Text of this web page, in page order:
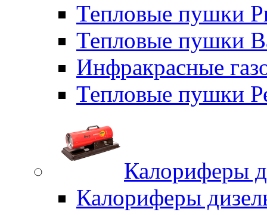
Тепловые пушки
Тепловые пушки
Инфракрасные
Тепловые пушки
Калориферы
Калориферы